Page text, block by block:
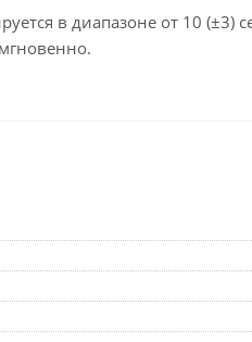
в диапазоне от 10